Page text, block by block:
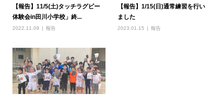
【報告】11/5(土)タッチラグビー
体験会in田川小学校」終...
2022.11.09 報告
【報告】1/15(日)通常練習を行い
ました
2023.01.15 報告